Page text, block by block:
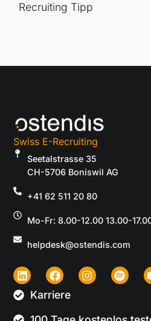
Recruiting Tipp
Swiss E-Recruiting
Seetalstrasse 35
CH-5706 Boniswil AG
+41 62 511 20 80
Mo-Fr: 8.00-12.00 13.00-
helpdesk@ostendis.com
Karriere